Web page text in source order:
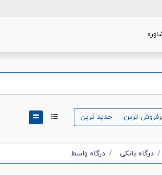
ترین جدید ترین
درگاه بانکی درگاه واسط